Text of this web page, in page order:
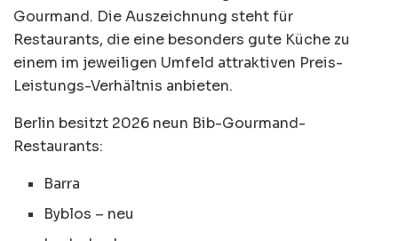
Gourmand. Die Auszeichnung steht für
Restaurants, die eine besonders gute Küche zu
einem im jeweiligen Umfeld attraktiven Preis-
Leistungs-Verhältnis anbieten.
Berlin besitzt 2026 neun Bib-Gourmand-
Restaurants:
Barra
Byblos – neu